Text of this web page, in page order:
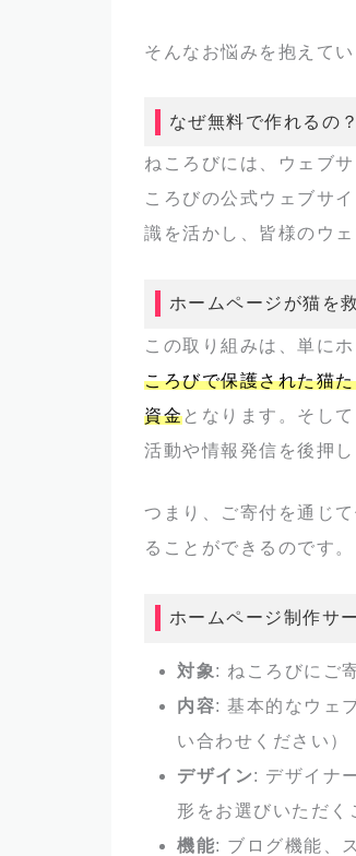
そんなお悩みを抱えて
なぜ無料で作れるの？
ねころびには、ウェブ
ころびの公式ウェブサ
識を活かし、皆様のウ
ホームページが猫を
この取り組みは、単に
ころびで保護された猫
資金となります。そし
活動や情報発信を後押
つまり、ご寄付を通じ
ることができるのです。
ホームページ制作サ
対象 : ねころびにご
内容: 基本的なウェ
い合わせください）
デザイン: デザイナ
形をお選びいただく
機能: ブログ機能、